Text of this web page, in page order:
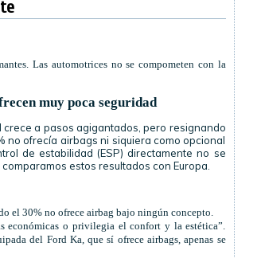
Las automotrices no se compometen con la
muy poca seguridad
a pasos agigantados, pero resignando
no ofrecía airbags ni siquiera como opcional
de estabilidad (ESP) directamente no se
estos resultados con Europa.
el 30% no ofrece airbag bajo ningún concepto.
económicas o privilegia el confort y la estética”.
del Ford Ka, que sí ofrece airbags, apenas se